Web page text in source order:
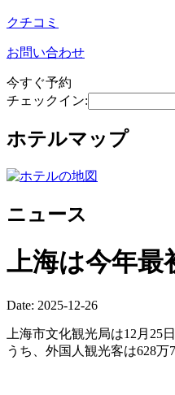
クチコミ
お問い合わせ
今すぐ予約
チェックイン:
ホテルマップ
ニュース
上海は今年最
Date: 2025-12-26
上海市文化観光局は12月25
うち、外国人観光客は628